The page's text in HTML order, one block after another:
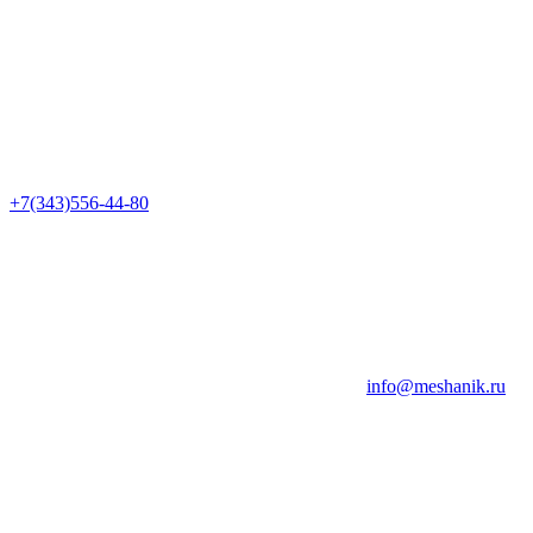
+7(343)556-44-80
info@meshanik.ru